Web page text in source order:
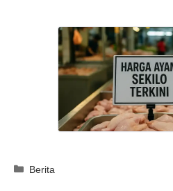
Categories
Berita